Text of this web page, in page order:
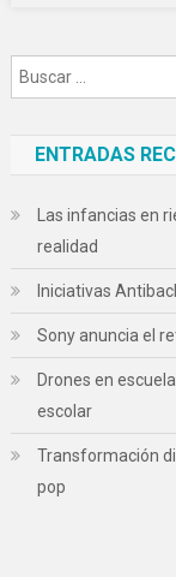
ENTRADAS
Las infancias en
realidad
Iniciativas
Sony anuncia el
Drones en
escolar
Transformación
pop